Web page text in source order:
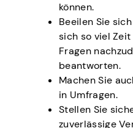
können.
Beeilen Sie
sich so viel
Fragen
beantworten.
Machen Sie
in Umfragen.
Stellen Sie
zuverlässige